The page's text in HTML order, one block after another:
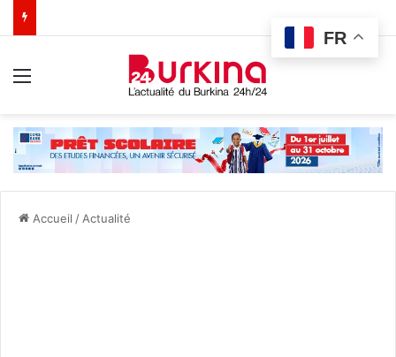
Accueil / Actualité
FR